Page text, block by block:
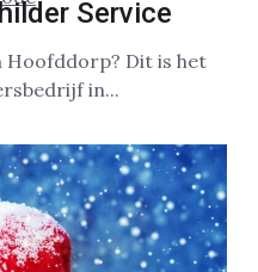
Service
Hoofddorp? Dit is het
in...